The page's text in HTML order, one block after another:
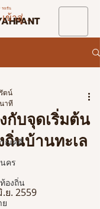
รถเข็น
เข้าสู่ระบบ
ณคดี
คร
องถิ่น
บจุดเริ่มต้น
นบ้านทะเล
ตน์
าที
ย. 2559